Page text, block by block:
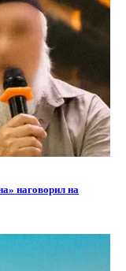
наговорил на